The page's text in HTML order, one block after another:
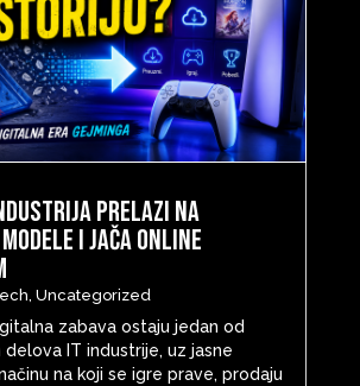
prelazi na
i jača online
, Uncategorized
zabava ostaju jedan od
delova IT industrije, uz jasne
na koji se igre prave, prodaju